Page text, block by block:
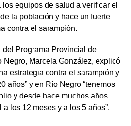
los equipos de salud a verificar el
la población y hace un fuerte
contra el sarampión.
del Programa Provincial de
Negro, Marcela González, explicó
estrategia contra el sarampión y
años” y en Río Negro “tenemos
y desde hace muchos años
los 12 meses y a los 5 años”.